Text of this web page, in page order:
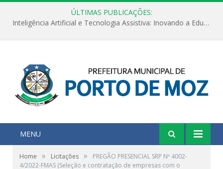
ÚLTIMAS PUBLICAÇÕES:
Inteligência Artificial e Tecnologia Assistiva: Inovando a Educação Especial e Inclusiva
MENU
Home » Licitações »
PREGÃO PRESENCIAL SRP Nº 4002-
4/2022-FMAS (Seleção e contratação de empresas com o